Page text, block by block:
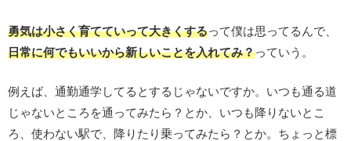
勇気は小さく育てていって大きくするって僕は思ってるんで、
日常に何でもいいから新しいことを入れてみ？っていう。
例えば、通勤通学してるとするじゃないですか。いつも通る道
じゃないところを通ってみたら？とか、いつも降りないとこ
ろ、使わない駅で、降りたり乗ってみたら？とか。ちょっと標